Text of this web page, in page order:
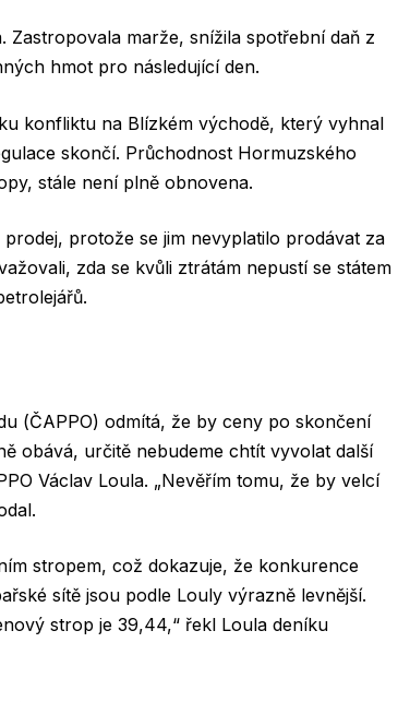
Zastropovala marže, snížila spotřební daň z
hmot pro následující den.
konfliktu na Blízkém východě, který vyhnal
skončí. Průchodnost Hormuzského
stále není plně obnovena.
protože se jim nevyplatilo prodávat za
zda se kvůli ztrátám nepustí se státem
(ČAPPO) odmítá, že by ceny po skončení
obává, určitě nebudeme chtít vyvolat další
Václav Loula. „Nevěřím tomu, že by velcí
stropem, což dokazuje, že konkurence
sítě jsou podle Louly výrazně levnější.
strop je 39,44,“ řekl Loula deníku